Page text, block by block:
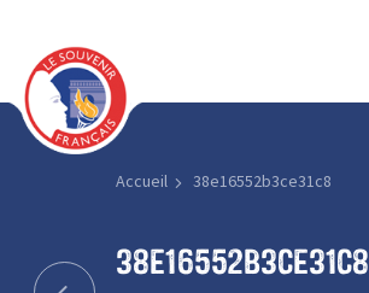
Accueil 38e16552b3ce31c8
38e16552b3ce31c8